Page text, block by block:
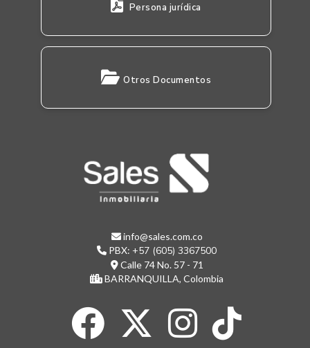
Persona jurídica
Otros Documentos
info@sales.com.co
PBX: +57 (605) 3367500
Calle 74 No. 57 - 71
BARRANQUILLA, Colombia